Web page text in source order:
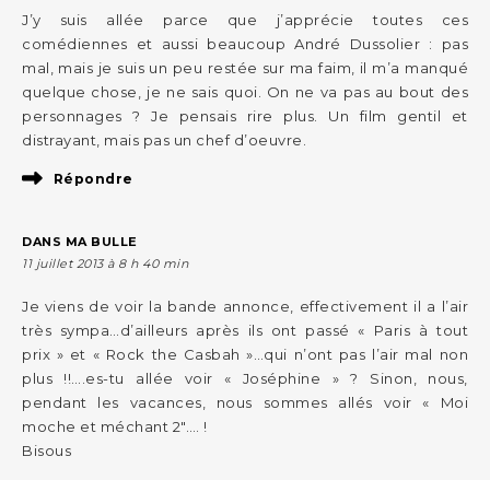
J’y suis allée parce que j’apprécie toutes ces
comédiennes et aussi beaucoup André Dussolier : pas
mal, mais je suis un peu restée sur ma faim, il m’a manqué
quelque chose, je ne sais quoi. On ne va pas au bout des
personnages ? Je pensais rire plus. Un film gentil et
distrayant, mais pas un chef d’oeuvre.
Répondre
DANS MA BULLE
11 juillet 2013 à 8 h 40 min
Je viens de voir la bande annonce, effectivement il a l’air
très sympa…d’ailleurs après ils ont passé « Paris à tout
prix » et « Rock the Casbah »…qui n’ont pas l’air mal non
plus !!….es-tu allée voir « Joséphine » ? Sinon, nous,
pendant les vacances, nous sommes allés voir « Moi
moche et méchant 2″…. !
Bisous